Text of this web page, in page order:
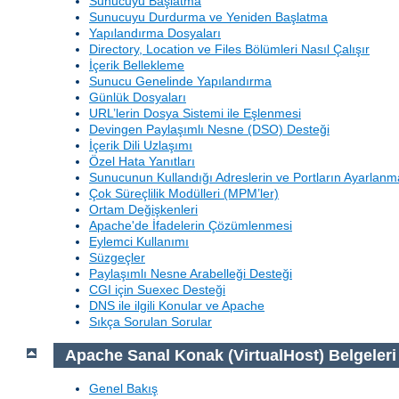
Sunucuyu Durdurma ve Yeniden Başlatma
Yapılandırma Dosyaları
Directory, Location ve Files Bölümleri Nasıl Çalışır
İçerik Bellekleme
Sunucu Genelinde Yapılandırma
Günlük Dosyaları
URL’lerin Dosya Sistemi ile Eşlenmesi
Devingen Paylaşımlı Nesne (DSO) Desteği
İçerik Dili Uzlaşımı
Özel Hata Yanıtları
Sunucunun Kullandığı Adreslerin ve Portların
Çok Süreçlilik Modülleri (MPM’ler)
Ortam Değişkenleri
Apache'de İfadelerin Çözümlenmesi
Eylemci Kullanımı
Süzgeçler
Paylaşımlı Nesne Arabelleği Desteği
CGI için Suexec Desteği
DNS ile ilgili Konular ve Apache
Sıkça Sorulan Sorular
Apache Sanal Konak (VirtualHost) Belgeleri
Genel Bakış